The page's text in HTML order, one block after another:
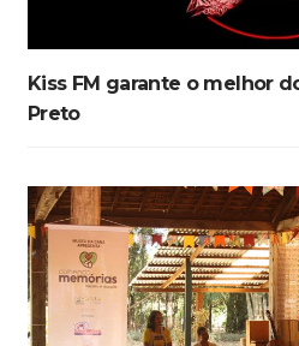
Kiss FM garante o melhor
Preto